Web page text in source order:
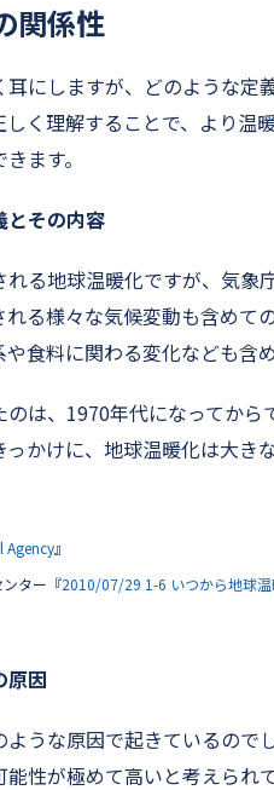
関係性
にしますが、どのような定
く理解することで、より温
ます。
とその内容
る地球温暖化ですが、気象
る様々な気候変動も含めて
食料に関わる変化なども含
は、1970年代になってか
かけに、地球温暖化は大き
Agency』
ター『2010/07/29 1-6 いつから地球
原因
うな原因で起きているので
性が極めて高いと考えられ